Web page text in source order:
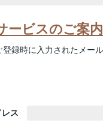
ービスのご案
登録時に入力されたメー
レス